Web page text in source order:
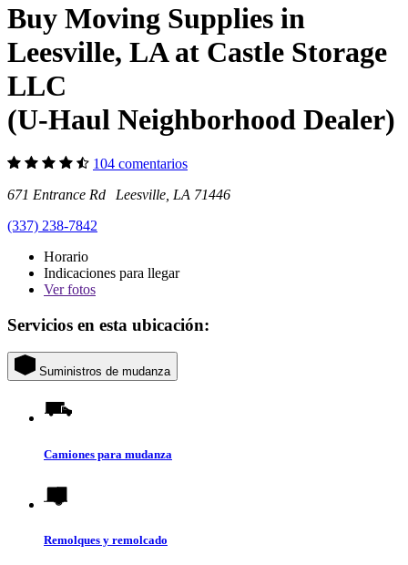
Buy Moving Supplies in
Leesville, LA at Castle Storage
LLC
(U-Haul Neighborhood Dealer)
104 comentarios
671 Entrance Rd Leesville, LA 71446
(337) 238-7842
Horario
Indicaciones para llegar
Verfotos
Servicios en esta ubicación:
Suministros de mudanza
Camiones para mudanza
Remolques y remolcado